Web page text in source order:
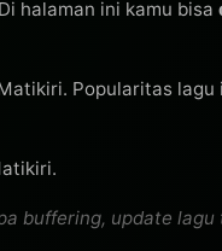
halaman ini kamu bisa
Popularitas
buffering, update